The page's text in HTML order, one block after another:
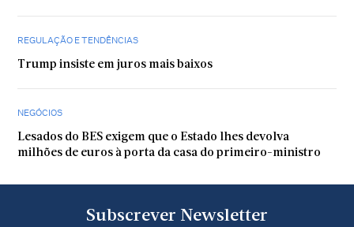
REGULAÇÃO E TENDÊNCIAS
Trump insiste em juros mais baixos
NEGÓCIOS
Lesados do BES exigem que o Estado lhes devolva
milhões de euros à porta da casa do primeiro-ministro
Subscrever Newsletter